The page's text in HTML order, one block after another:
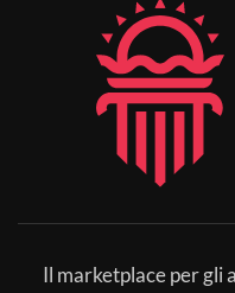
Il marketplace per gli